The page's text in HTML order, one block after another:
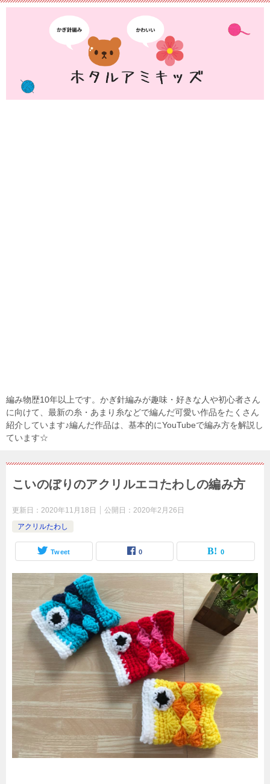
編み物歴10年以上です。かぎ針編みが趣味・好きな人や初心者さん
に向けて、最新の糸・あまり糸などで編んだ可愛い作品をたくさん
紹介しています♪編んだ作品は、基本的にYouTubeで編み方を解説し
ています☆
こいのぼりのアクリルエコたわしの編み方
更新日： 2020年11月18日 公開日： 2020年2月26日
アクリルたわし
Tweet 0 0